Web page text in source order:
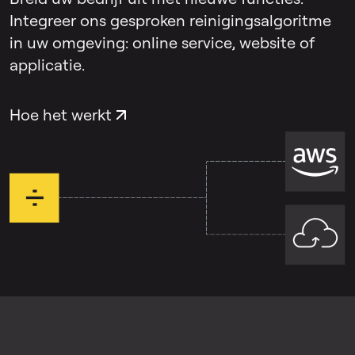
Echo & Reverb Removerricht zich specifiek
op galm en nagalm in de ruimte die de
beide problemen voorkomen, kun je beide
tools afzonderlijk gebruiken.
Integreer ons gesproken reinigingsalgoritme
in uw omgeving: online service, website of
applicatie.
Hoe het werkt